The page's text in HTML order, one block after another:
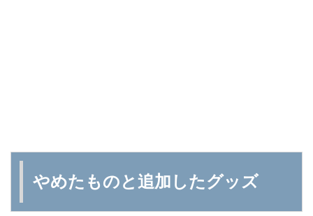
やめたものと追加したグッズ